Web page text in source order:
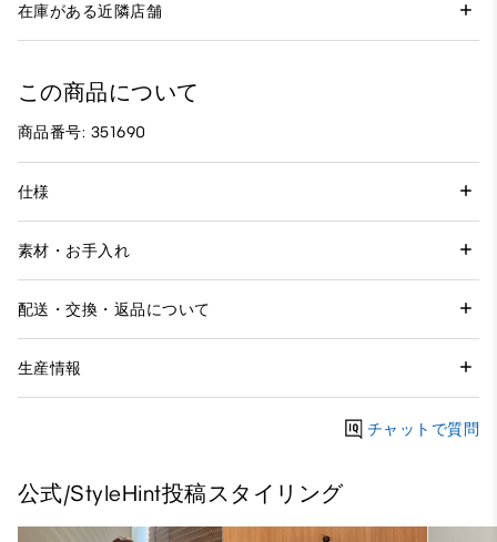
在庫がある近隣店舗
この商品について
商品番号: 351690
仕様
素材・お手入れ
配送・交換・返品について
生産情報
チャットで質問
公式/StyleHint投稿スタイリング